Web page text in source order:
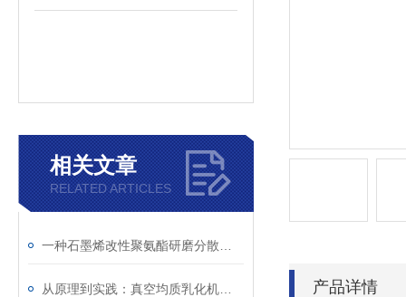
相关文章
RELATED ARTICLES
产品详情